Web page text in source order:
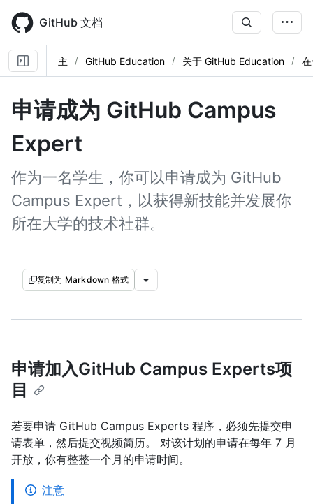
main
content
GitHub 文档
主 GitHub Education 关于 GitHub Education
申请成为 GitHub Campus
Expert
作为一名学生，你可以申请成为 GitHub
Campus Expert，以获得新技能并发展你
所在大学的技术社群。
复制为 Markdown 格式
申请加入GitHub Campus Experts项
目
若要申请 GitHub Campus Experts 程序，必须先提交申
请表单，然后提交视频简历。 对该计划的申请在每年 7 月
开放，你有整整一个月的申请时间。
注意